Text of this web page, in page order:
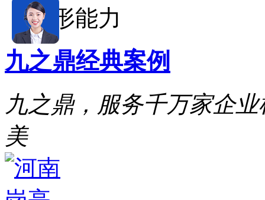
形能力
九之鼎经典案例
九之鼎，服务千万家企
美